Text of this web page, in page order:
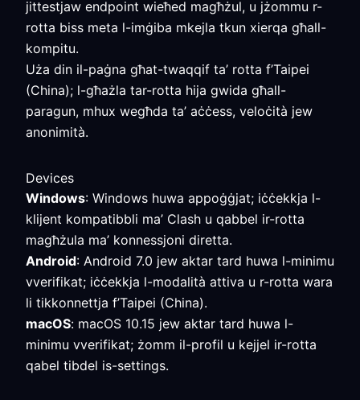
jittestjaw endpoint wieħed magħżul, u jżommu r-
rotta biss meta l-imġiba mkejla tkun xierqa għall-
kompitu.
Uża din il-paġna għat-twaqqif ta’ rotta f’Taipei
(China); l-għażla tar-rotta hija gwida għall-
paragun, mhux wegħda ta’ aċċess, veloċità jew
anonimità.
Devices
Windows: Windows huwa appoġġjat; iċċekkja l-
klijent kompatibbli ma’ Clash u qabbel ir-rotta
magħżula ma’ konnessjoni diretta.
Android: Android 7.0 jew aktar tard huwa l-minimu
vverifikat; iċċekkja l-modalità attiva u r-rotta wara
li tikkonnettja f’Taipei (China).
macOS: macOS 10.15 jew aktar tard huwa l-
minimu vverifikat; żomm il-profil u kejjel ir-rotta
qabel tibdel is-settings.